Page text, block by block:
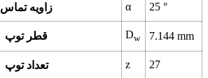
زاویه تماس α 25 °
قطر توپ Dw 7.144 mm
تعداد توپ z 27